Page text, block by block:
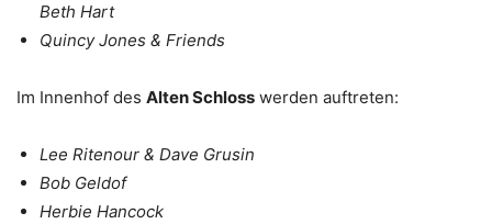
Beth Hart
Quincy Jones & Friends
Im Innenhof des Alten Schloss werden auftreten:
Lee Ritenour & Dave Grusin
Bob Geldof
Herbie Hancock